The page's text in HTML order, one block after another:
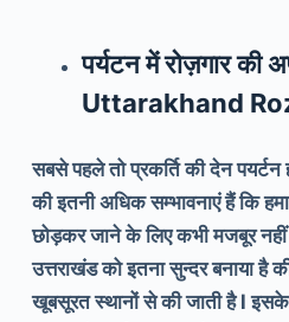
पर्यटन में रोज़गार की
Uttarakhand
सबसे पहले तो प्रकर्ति की देन पयर्टन
की इतनी अधिक सम्भावनाएं हैं कि
छोड़कर जाने के लिए कभी मजबूर नहीं
उत्तराखंड को इतना सुन्दर बनाया है
खूबसूरत स्थानों से की जाती है l इसके